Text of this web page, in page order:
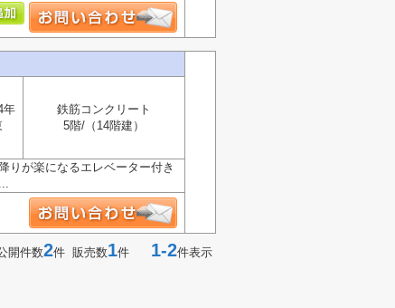
年
鉄筋コンクリート
5階/（14階建）
りが楽になるエレベーター付き
開件数2件 販売数1件 1-2件表示